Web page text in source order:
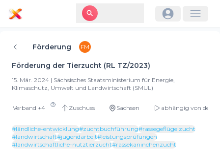
Förderung FM
Förderung der Tierzucht (RL TZ/2023)
15. Mär. 2024 | Sächsisches Staatsministerium für Energie,
Klimaschutz, Umwelt und Landwirtschaft (SMUL)
Verband +4 Zuschuss Sachsen abhängig von der
#ländliche-entwicklung#zuchtbuchführung#rassegeflügelzucht
#landwirtschaft#jugendarbeit#leistungsprüfungen
#landwirtschaftliche-nutztierzucht#rassekaninchenzucht